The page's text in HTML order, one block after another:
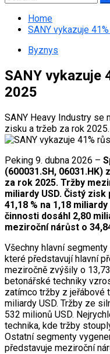
for:
Home
SANY vykazuje
Byznys
SANY vykazuje
2025
SANY Heavy Industry se
zisku a tržeb za rok
Peking 9. dubna 2026 –
(600031.SH,
za rok 2025. Tržby
miliardy USD. Čistý
41,18 % na 1,18
činnosti dosáhl 2,80
meziroční nárůst o
Všechny hlavní
které představují hlavní
meziročně zvýšily o
betonářské techniky
zatímco tržby z jeřábové
miliardy USD. Tržby ze
532 milionů USD.
technika, kde tržby
Ostatní segmenty
představuje meziroční